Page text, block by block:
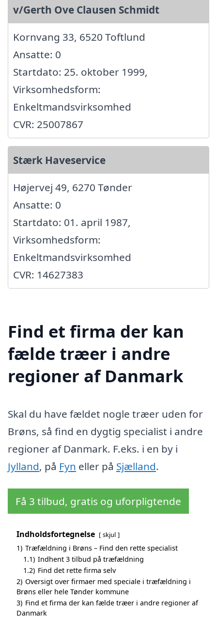
v/Gerth Ove Clausen Schmidt
Kornvang 33, 6520 Toftlund
Ansatte: 0
Startdato: 25. oktober 1999,
Virksomhedsform:
Enkeltmandsvirksomhed
CVR: 25007867
Stærk Haveservice
Højervej 49, 6270 Tønder
Ansatte: 0
Startdato: 01. april 1987,
Virksomhedsform:
Enkeltmandsvirksomhed
CVR: 14627383
Find et firma der kan
fælde træer i andre
regioner af Danmark
Skal du have fældet nogle træer uden for
Brøns, så find en dygtig specialist i andre
regioner af Danmark. F.eks. i en by i
Jylland, på Fyn eller på Sjælland.
Få 3 tilbud, gratis og uforpligtende
Indholdsfortegnelse skjul
1) Træfældning i Brøns – Find den rette specialist
1.1) Indhent 3 tilbud på træfældning
1.2) Find det rette firma selv
2) Oversigt over firmaer med speciale i træfældning i
Brøns eller hele Tønder kommune
3) Find et firma der kan fælde træer i andre regioner af
Danmark